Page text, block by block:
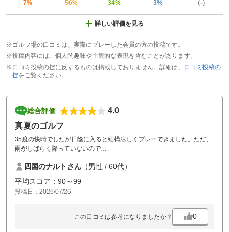
7% 56% 34% 3% （-）
詳しい評価を見る
※ゴルフ場の口コミは、実際にプレーした会員の方の投稿です。
※投稿内容には、個人的趣味や主観的な表現を含むことがあります。
※口コミ投稿の掟に反するものは掲載しておりません。詳細は、 口コミ投稿の
掟をご覧ください。
総合評価
4.0
真夏のゴルフ
35度の快晴でしたが日陰に入ると結構涼しくプレーできました。ただ、
雨がしばらく降っていないので
た、また、来たいと思いました。
四国のナルトさん （男性 / 60代）
平均スコア：90～99
投稿日：2026/07/26
この口コミは参考になりましたか？ 0